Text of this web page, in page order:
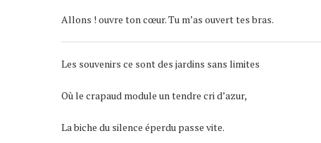
Allons ! ouvre ton cœur. Tu m’as ouvert tes bras.
Les souvenirs ce sont des jardins sans limites
Où le crapaud module un tendre cri d’azur,
La biche du silence éperdu passe vite.